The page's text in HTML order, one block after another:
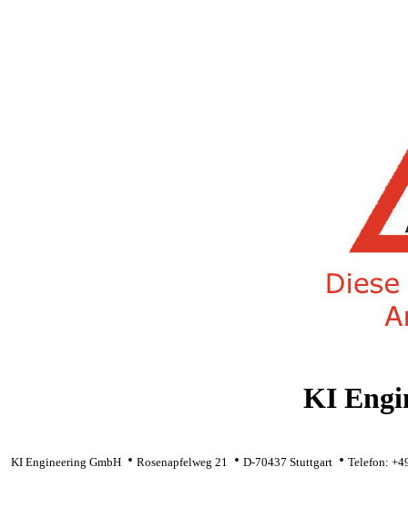
KI
KI Engineering GmbH . Rosenapfelweg 21 . D-70437 Stuttgart . Telefon: